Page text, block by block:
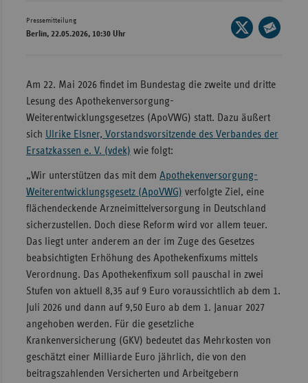
Pressemitteilung
Berlin, 22.05.2026, 10:30 Uhr
Seite
auf
E-
teilen
Am 22. Mai 2026 findet im Bundestag die zweite und dritte
Lesung des Apothekenversorgung-
Weiterentwicklungsgesetzes (ApoVWG) statt. Dazu äußert
sich Ulrike Elsner, Vorstandsvorsitzende des Verbandes der
Ersatzkassen e. V. (vdek) wie folgt:
„Wir unterstützen das mit dem Apothekenversorgung-
Weiterentwicklungsgesetz (ApoVWG) verfolgte Ziel, eine
flächendeckende Arzneimittelversorgung in Deutschland
sicherzustellen. Doch diese Reform wird vor allem teuer.
Das liegt unter anderem an der im Zuge des Gesetzes
beabsichtigten Erhöhung des Apothekenfixums mittels
Verordnung. Das Apothekenfixum soll pauschal in zwei
Stufen von aktuell 8,35 auf 9 Euro voraussichtlich ab dem 1.
Juli 2026 und dann auf 9,50 Euro ab dem 1. Januar 2027
angehoben werden. Für die gesetzliche
Krankenversicherung (GKV) bedeutet das Mehrkosten von
geschätzt einer Milliarde Euro jährlich, die von den
beitragszahlenden Versicherten und Arbeitgebern